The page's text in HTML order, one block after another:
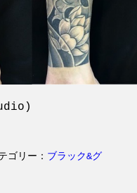
リー： ブラック&グ